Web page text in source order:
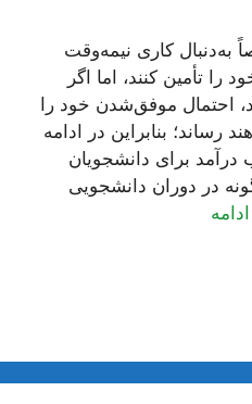
به‌دنبال کاری نیمه‌وقت
را تأمین کنند، اما اگر
احتمال موفق‌شدن خود را
رساند؛ بنابراین در ادامه
درآمد برای دانشجویان
در دوران دانشجویی
ادامه